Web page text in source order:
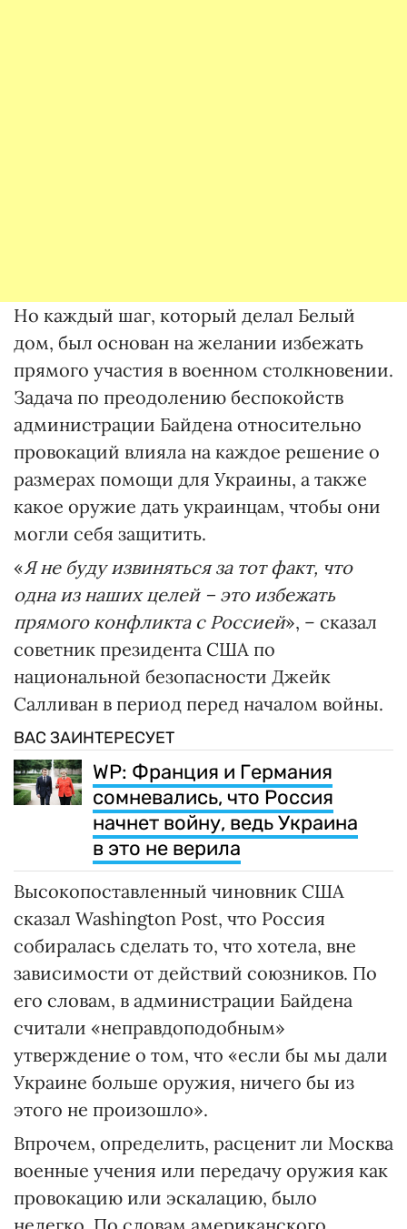
Но каждый шаг, который делал Белый
дом, был основан на желании избежать
прямого участия в военном столкновении.
Задача по преодолению беспокойств
администрации Байдена относительно
провокаций влияла на каждое решение о
размерах помощи для Украины, а также
какое оружие дать украинцам, чтобы они
могли себя защитить.
«Я не буду извиняться за тот факт, что
одна из наших целей – это избежать
прямого конфликта с Россией», – сказал
советник президента США по
национальной безопасности Джейк
Салливан в период перед началом войны.
ВАС ЗАИНТЕРЕСУЕТ
WP: Франция и Германия
сомневались, что Россия
начнет войну, ведь Украина
в это не верила
Высокопоставленный чиновник США
сказал Washington Post, что Россия
собиралась сделать то, что хотела, вне
зависимости от действий союзников. По
его словам, в администрации Байдена
считали «неправдоподобным»
утверждение о том, что «если бы мы дали
Украине больше оружия, ничего бы из
этого не произошло».
Впрочем, определить, расценит ли Москва
военные учения или передачу оружия как
провокацию или эскалацию, было